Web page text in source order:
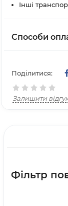
Інші
Способи
Поділитися:
Залишити
Фільтр